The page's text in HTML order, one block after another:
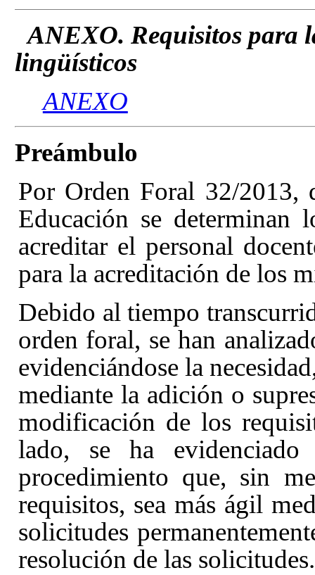
ANEXO. Requisitos para
lingüísticos
ANEXO
Preámbulo
Por Orden Foral 32/2013,
Educación se determinan
acreditar el personal
para la acreditación de los
Debido al tiempo
orden foral, se han
evidenciándose la
mediante la adición o
modificación de los
lado, se ha
procedimiento que, sin
requisitos, sea más ágil
solicitudes
resolución de las solicitudes.